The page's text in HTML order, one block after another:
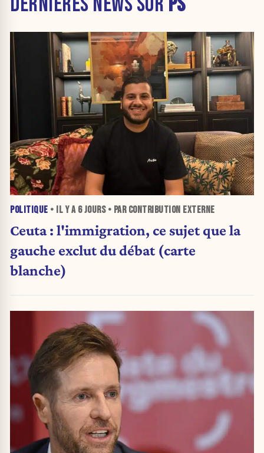
POLITIQUE • IL Y A 6 JOURS• PAR CONTRIBUTION EXTERNE
Ceuta : l'immigration, ce sujet que la
gauche exclut du débat (carte
blanche)